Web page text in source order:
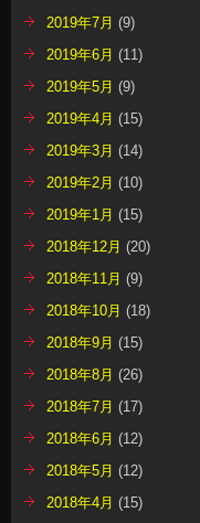
2019年7月 (9)
2019年6月 (11)
2019年5月 (9)
2019年4月 (15)
2019年3月 (14)
2019年2月 (10)
2019年1月 (15)
2018年12月 (20)
2018年11月 (9)
2018年10月 (18)
2018年9月 (15)
2018年8月 (26)
2018年7月 (17)
2018年6月 (12)
2018年5月 (12)
2018年4月 (15)